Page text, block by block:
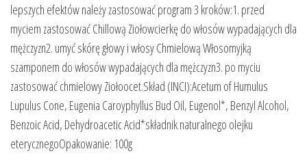
lepszych efektów należy zastosować program 3 kroków:1. przed
myciem zastosować Chillową Ziołowcierkę do włosów wypadających dla
mężczyzn2. umyć skórę głowy i włosy Chmielową Włosomyjką
szamponem do włosów wypadających dla mężczyzn3. po myciu
zastosować chmielowy Ziołoocet.Skład (INCI):Acetum of Humulus
Lupulus Cone, Eugenia Caroyphyllus Bud Oil, Eugenol*, Benzyl Alcohol,
Benzoic Acid, Dehydroacetic Acid*składnik naturalnego olejku
eterycznegoOpakowanie: 100g